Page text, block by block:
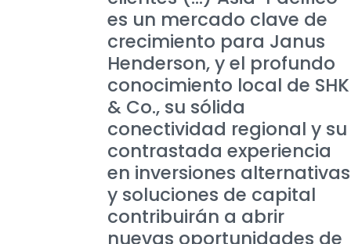
es un mercado clave de
crecimiento para Janus
Henderson, y el profundo
conocimiento local de SHK
& Co., su sólida
conectividad regional y su
contrastada experiencia
en inversiones alternativas
y soluciones de capital
contribuirán a abrir
nuevas oportunidades de